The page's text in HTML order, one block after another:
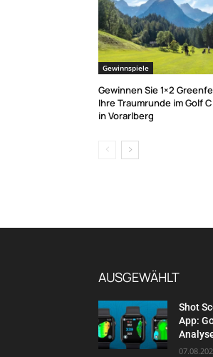
Gewinnspiele
Gewinnen Sie 1×2
Ihre Traumrunde im Golf
in Vorarlberg
AUSGEWÄHLT
Shot
App: